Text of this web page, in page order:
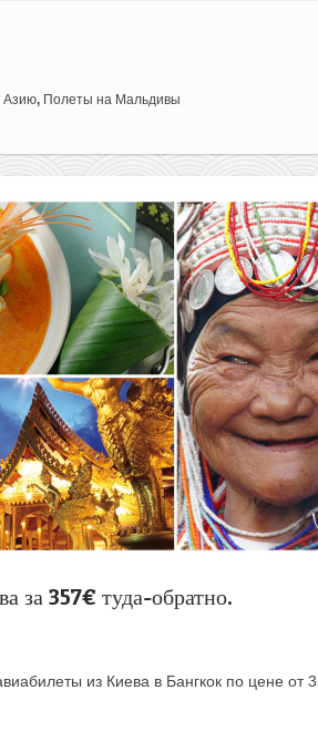
Азию, Полеты на Мальдивы
за 357€ туда-обратно.
из Киева в Бангкок по цене от